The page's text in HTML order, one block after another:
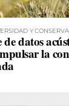
Y
datos
la